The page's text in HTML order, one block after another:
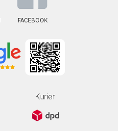
FACEBOOK
Kurier